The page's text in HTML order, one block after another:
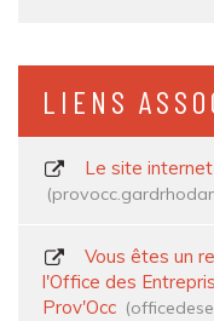
LIENS
Le site
Vous êtes un
l'Office des
Prov'Occ